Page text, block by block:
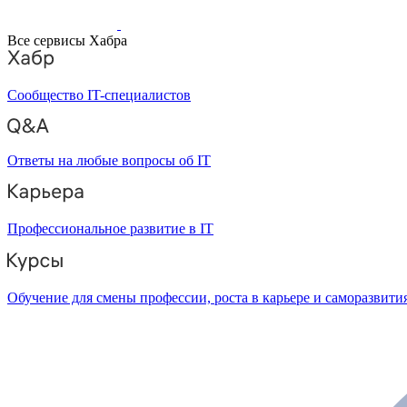
Все сервисы Хабра
Сообщество IT-специалистов
Ответы на любые вопросы об IT
Профессиональное развитие в IT
Обучение для смены профессии, роста в карьере и